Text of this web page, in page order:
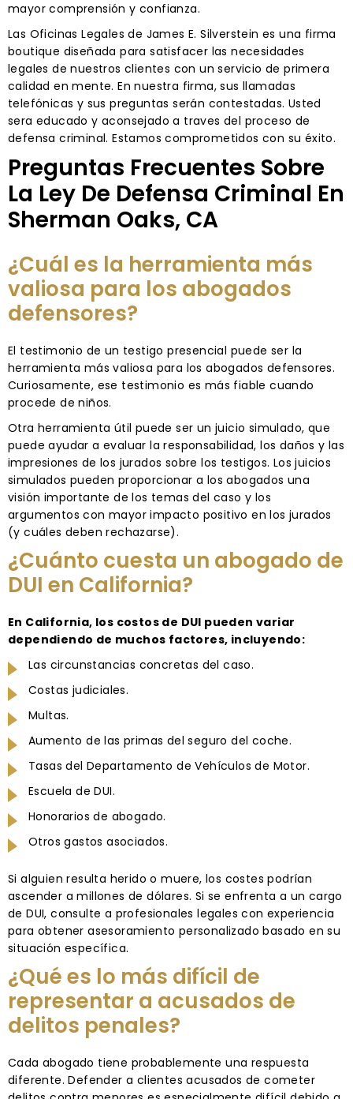
mayor comprensión y confianza.
Las Oficinas Legales de James E. Silverstein es una firma
boutique diseñada para satisfacer las necesidades
legales de nuestros clientes con un servicio de primera
calidad en mente. En nuestra firma, sus llamadas
telefónicas y sus preguntas serán contestadas. Usted
sera educado y aconsejado a traves del proceso de
defensa criminal. Estamos comprometidos con su éxito.
Preguntas Frecuentes Sobre
La Ley De Defensa Criminal En
Sherman Oaks, CA
¿Cuál es la herramienta más
valiosa para los abogados
defensores?
El testimonio de un testigo presencial puede ser la
herramienta más valiosa para los abogados defensores.
Curiosamente, ese testimonio es más fiable cuando
procede de niños.
Otra herramienta útil puede ser un juicio simulado, que
puede ayudar a evaluar la responsabilidad, los daños y las
impresiones de los jurados sobre los testigos. Los juicios
simulados pueden proporcionar a los abogados una
visión importante de los temas del caso y los
argumentos con mayor impacto positivo en los jurados
(y cuáles deben rechazarse).
¿Cuánto cuesta un abogado de
DUI en California?
En California, los costos de DUI pueden variar
dependiendo de muchos factores, incluyendo:
Las circunstancias concretas del caso.
Costas judiciales.
Multas.
Aumento de las primas del seguro del coche.
Tasas del Departamento de Vehículos de Motor.
Escuela de DUI.
Honorarios de abogado.
Otros gastos asociados.
Si alguien resulta herido o muere, los costes podrían
ascender a millones de dólares. Si se enfrenta a un cargo
de DUI, consulte a profesionales legales con experiencia
para obtener asesoramiento personalizado basado en su
situación específica.
¿Qué es lo más difícil de
representar a acusados de
delitos penales?
Cada abogado tiene probablemente una respuesta
diferente. Defender a clientes acusados de cometer